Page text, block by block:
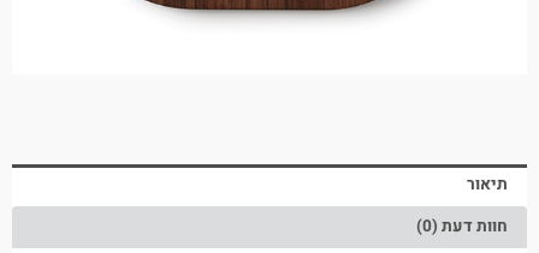
תיאור
חוות דעת (0)